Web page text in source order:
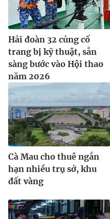
Hải đoàn 32 củng cố
trang bị kỹ thuật, sẵn
sàng bước vào Hội thao
năm 2026
Cà Mau cho thuê ngắn
hạn nhiều trụ sở, khu
đất vàng